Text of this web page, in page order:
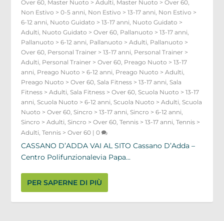
Over 60, Master Nuoto > Adulti, Master Nuoto > Over 60,
Non Estivo > 0-5 anni, Non Estivo > 13-17 anni, Non Estivo >
6-12 anni, Nuoto Guidato > 13-17 anni, Nuoto Guidato >
Adulti, Nuoto Guidato > Over 60, Pallanuoto > 13-17 anni,
Pallanuoto > 6-12 anni, Pallanuoto > Adulti, Pallanuoto >
Over 60, Personal Trainer > 13-17 anni, Personal Trainer >
Adulti, Personal Trainer > Over 60, Preago Nuoto > 13-17
anni, Preago Nuoto > 6-12 anni, Preago Nuoto > Adulti,
Preago Nuoto > Over 60,Sala Fitness > 13-17 anni,Sala
Fitness > Adulti,Sala Fitness > Over 60,Scuola Nuoto > 13-17
anni,Scuola Nuoto > 6-12 anni,Scuola Nuoto > Adulti,Scuola
Nuoto > Over 60,Sincro > 13-17 anni,Sincro > 6-12 anni,
Sincro > Adulti,Sincro > Over 60,Tennis > 13-17 anni,Tennis >
Adulti,Tennis > Over 60 |0
CASSANO D’ADDA VAI AL SITO Cassano D’Adda –
Centro Polifunzionalevia Papa...
PER SAPERNE DI PIÙ